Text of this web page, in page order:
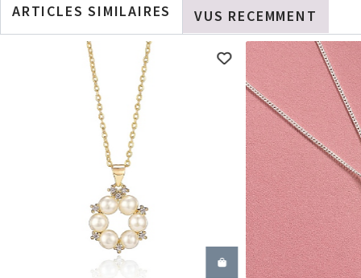
ARTICLES SIMILAIRES VUS RECEMMENT